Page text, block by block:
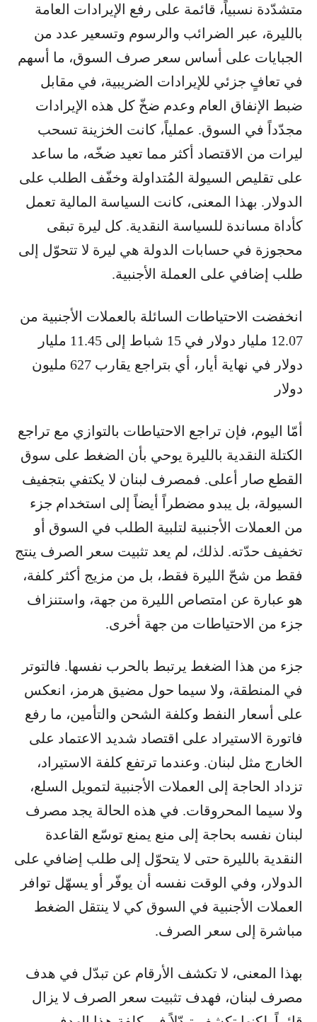
متشدّدة نسبياً، قائمة على رفع الإيرادات العامة
بالليرة، عبر الضرائب والرسوم وتسعير عدد من
الجبايات على أساس سعر صرف السوق، ما أسهم
في تعافٍ جزئي للإيرادات الضريبية، في مقابل
ضبط الإنفاق العام وعدم ضخّ كل هذه الإيرادات
مجدّداً في السوق. عملياً، كانت الخزينة تسحب
ليرات من الاقتصاد أكثر مما تعيد ضخّه، ما ساعد
على تقليص السيولة المُتداولة وخفّف الطلب على
الدولار. بهذا المعنى، كانت السياسة المالية تعمل
كأداة مساندة للسياسة النقدية. كل ليرة تبقى
محجوزة في حسابات الدولة هي ليرة لا تتحوّل إلى
طلب إضافي على العملة الأجنبية.
انخفضت الاحتياطات السائلة بالعملات الأجنبية من
12.07 مليار دولار في 15 شباط إلى 11.45 مليار
دولار في نهاية أيار، أي بتراجع يقارب 627 مليون
دولار
أمّا اليوم، فإن تراجع الاحتياطات بالتوازي مع تراجع
الكتلة النقدية بالليرة يوحي بأن الضغط على سوق
القطع صار أعلى. فمصرف لبنان لا يكتفي بتجفيف
السيولة، بل يبدو مضطراً أيضاً إلى استخدام جزء
من العملات الأجنبية لتلبية الطلب في السوق أو
تخفيف حدّته. لذلك، لم يعد تثبيت سعر الصرف ينتج
فقط من شحّ الليرة فقط، بل من مزيج أكثر كلفة،
هو عبارة عن امتصاص الليرة من جهة، واستنزاف
جزء من الاحتياطات من جهة أخرى.
جزء من هذا الضغط يرتبط بالحرب نفسها. فالتوتر
في المنطقة، ولا سيما حول مضيق هرمز، انعكس
على أسعار النفط وكلفة الشحن والتأمين، ما رفع
فاتورة الاستيراد على اقتصاد شديد الاعتماد على
الخارج مثل لبنان. وعندما ترتفع كلفة الاستيراد،
تزداد الحاجة إلى العملات الأجنبية لتمويل السلع،
ولا سيما المحروقات. في هذه الحالة يجد مصرف
لبنان نفسه بحاجة إلى منع يمنع توسّع القاعدة
النقدية بالليرة حتى لا يتحوّل إلى طلب إضافي على
الدولار، وفي الوقت نفسه أن يوفّر أو يسهّل توافر
العملات الأجنبية في السوق كي لا ينتقل الضغط
مباشرة إلى سعر الصرف.
بهذا المعنى، لا تكشف الأرقام عن تبدّل في هدف
مصرف لبنان، فهدف تثبيت سعر الصرف لا يزال